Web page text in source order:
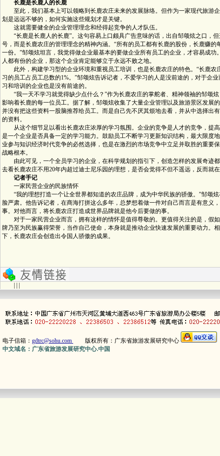
长鹿是长鹿人的长鹿
至此，我们基本上可以领略到长鹿农庄未来的发展脉络。但作为一家现代旅游
划是远远不够的，如何实施这些规划才是关键。
这就需要健全的企业管理理念和经得起竞争的人才队伍。
“长鹿是长鹿人的长鹿”。这句容易上口颇具广告意味的话，出自邹颂炫之口，但
号，而是长鹿农庄的管理理念的精神内涵。“所有的员工都有长鹿的股份，长鹿赚的
一份。”邹颂炫坦言，我觉得做企业最基本的要做企业所有员工的企业，才容易成功
人都有份的企业，那这个企业肯定能够立于永远不败之地。
此外，构建学习型的企业环境和重视员工培训，也是长鹿农庄的特色。“长鹿农
习的员工占员工总数的1%。”邹颂炫告诉记者，不爱学习的人是没前途的，对于企
习和培训的企业也是没有前途的。
“我一天不学习就觉得缺少点什么？”作为长鹿农庄的掌舵者、精神领袖的邹颂炫
影响着长鹿的每一位员工。据了解，邹颂炫收集了大量企业管理以及旅游景区发展
并没有把这些资料一股脑推荐给员工。而是自己先不厌其烦地去看，并从中选择出
的资料。
从这个细节足以看出长鹿农庄浓厚的学习氛围。企业的竞争是人才的竞争，提
是一个企业是否具备一定的学习能力。鼓励员工不断学习更新知识结构，最大限度
业参与知识经济时代竞争的必然选择，也是在激烈的市场竞争中立足并取胜的重要
战略根本。
由此可见，一个全员学习的企业，在科学规划的指引下，创造怎样的发展奇迹
去看长鹿农庄不用20年内超过迪士尼乐园的理想，是否会觉得不但不遥远，反而就
记者手记
一家民营企业的民族情怀
“我的理想打造一个让全世界都知道的农庄品牌，成为中华民族的骄傲。”邹颂炫
脸严肃。他告诉记者，在商海打拼这么多年，总梦想着做一件对自己而言是有意义
事。对他而言，将长鹿农庄打造成世界品牌就是他今后要做的事。
对于一家民营企业而言，拥有这样的情怀是值得尊敬的。更值得关注的是，假
牌乃至为民族赢得荣誉，当作自己使命，本身就是推动企业快速发展的重要动力。
下，长鹿农庄会创造出令国人骄傲的成果。
电子信箱： gdtrc@sohu.com 版权所有：广东省旅游发展研究中心
中文域名：广东省旅游发展研究中心.中国